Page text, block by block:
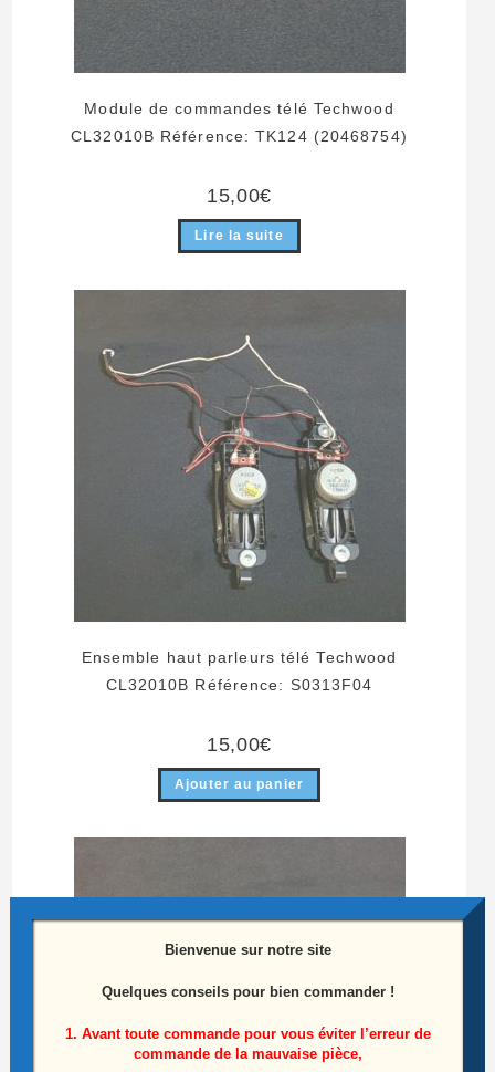
Module de commandes télé Techwood
CL32010B Référence: TK124 (20468754)
15,00€
Lire la suite
Ensemble haut parleurs télé Techwood
CL32010B Référence: S0313F04
15,00€
Ajouter au panier
Bienvenue sur notre site
Quelques conseils pour bien commander !
1. Avant toute commande pour vous éviter l’erreur de
commande de la mauvaise pièce,